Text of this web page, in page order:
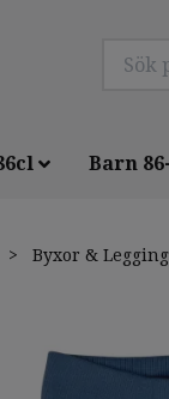
Barn
Byxor &